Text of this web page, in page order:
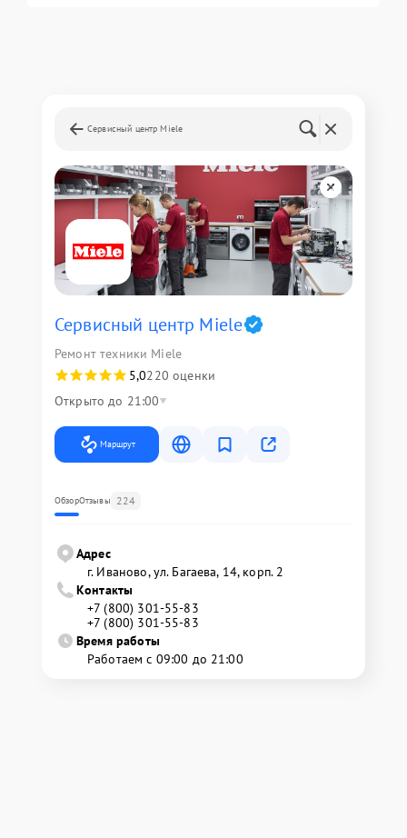
Сервисный центр Miele
Сервисный центр Miele
Ремонт техники Miele
5,0220 оценки
Открыто до 21:00
Маршрут
ОбзорОтзывы 224
Адрес
г. Иваново, ул. Багаева, 14, корп. 2
Контакты
+7 (800) 301-55-83
+7 (800) 301-55-83
Время работы
Работаем с 09:00 до 21:00